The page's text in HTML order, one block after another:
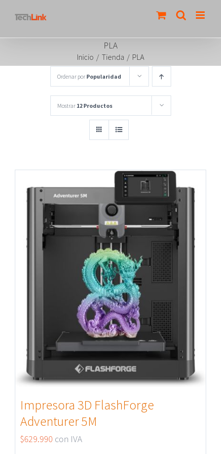
PLA
Inicio / Tienda / PLA
Ordenar por Popularidad
Mostrar 12 Productos
Impresora 3D FlashForge
Adventurer 5M
$629.990 con IVA